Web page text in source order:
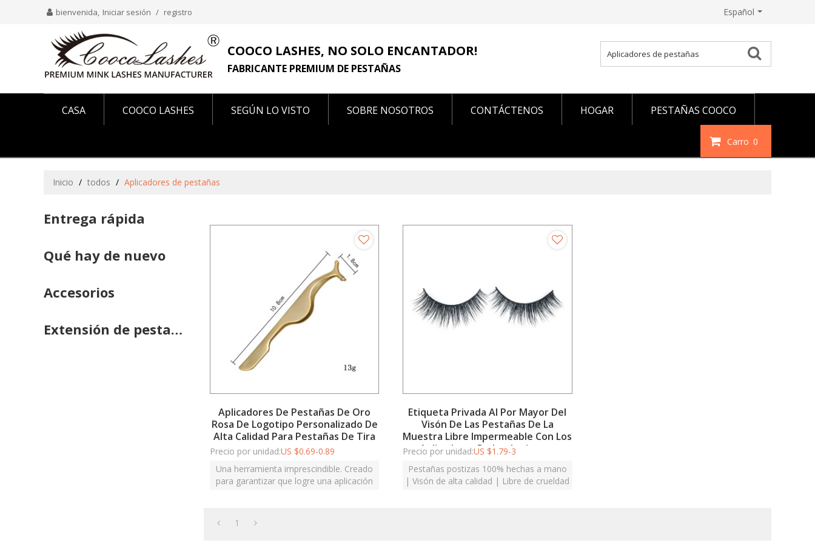
bienvenida, Iniciar sesión / registro Español
COOCO LASHES, NO SOLO ENCANTADOR!
FABRICANTE PREMIUM DE PESTAÑAS
CASA COOCO LASHES SEGÚN LO VISTO SOBRE NOSOTROS CONTÁCTENOS HOGAR PESTAÑAS COOCO
Carro 0
Inicio / todos / Aplicadores de pestañas
Entrega rápida
Qué hay de nuevo
Accesorios
Extensión de pestañas
Aplicadores De Pestañas De Oro
Rosa De Logotipo Personalizado De
Alta Calidad Para Pestañas De Tira
Precio por unidad:US $0.69-0.89
Una herramienta imprescindible. Creado
para garantizar que logre una aplicación
Etiqueta Privada Al Por Mayor Del
Visón De Las Pestañas De La
Muestra Libre Impermeable Con Los
Aplicadores De Los Latigazos
Precio por unidad:US $1.79-3
Pestañas postizas 100% hechas a mano
| Visón de alta calidad | Libre de crueldad
1